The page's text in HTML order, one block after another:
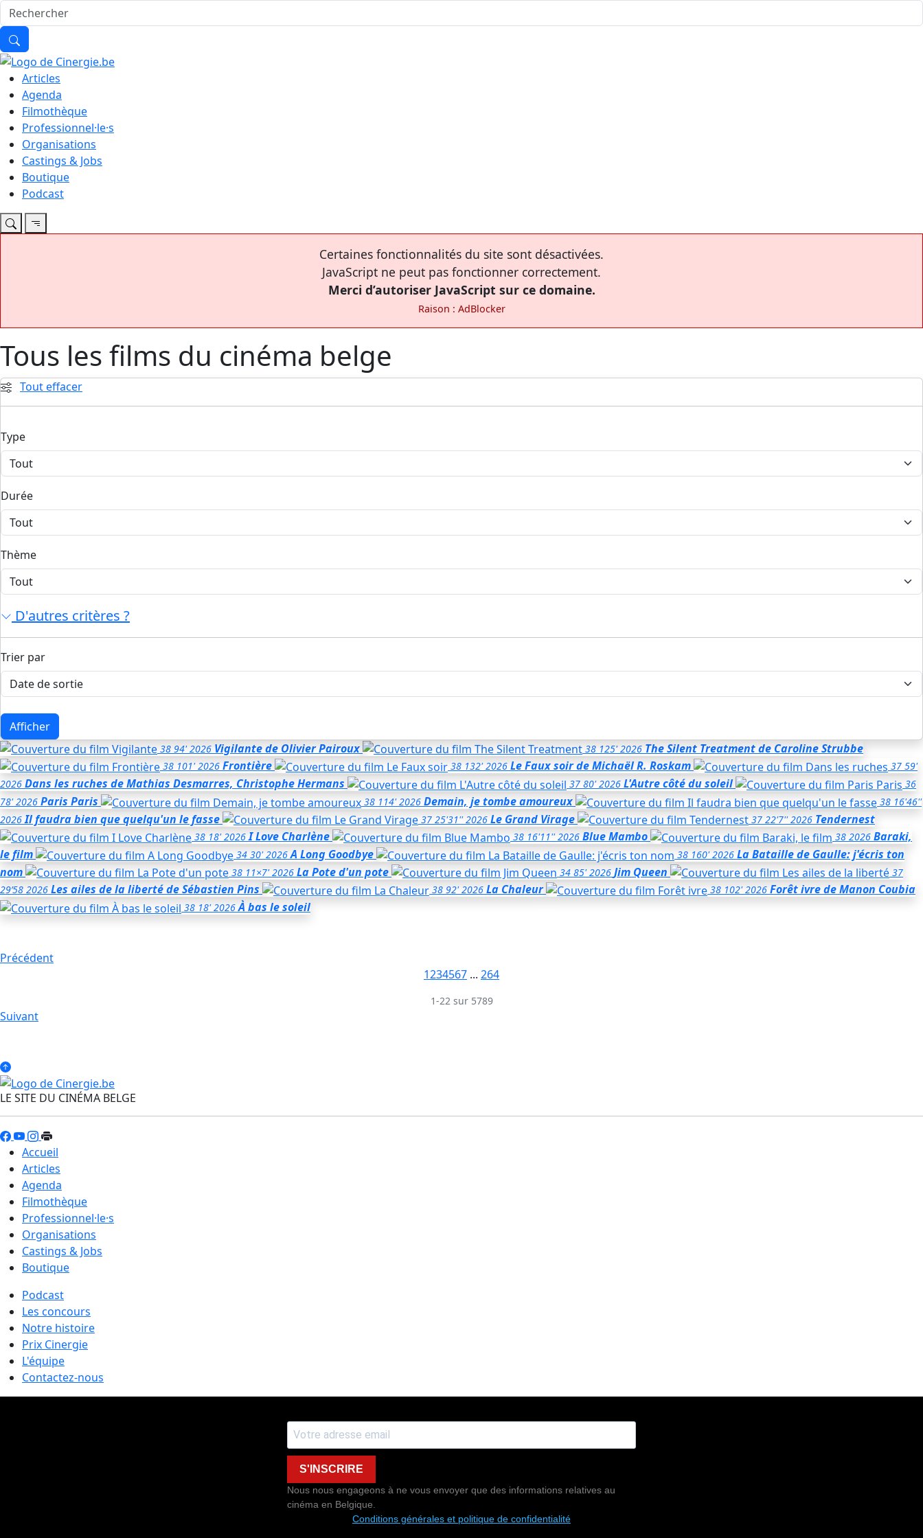
Articles
Agenda
Filmothèque
Professionnel·le·s
Organisations
Castings & Jobs
Boutique
Podcast
Certaines fonctionnalités du site sont désactivées.
JavaScript ne peut pas fonctionner correctement.
Merci d’autoriser JavaScript sur ce domaine.
Raison : AdBlocker
Tous les films du cinéma belge
Tout effacer
Type
Durée
Thème
D'autres critères ?
Trier par
Afficher
38 94' 2026 Vigilantede Olivier Pairoux 38 125' 2026 The Silent Treatmentde Caroline Strubbe
38 101' 2026 Frontière 38 132' 2026 Le Faux soirde Michaël R. Roskam 37 59'
2026 Dans les ruches de Mathias Desmarres, Christophe Hermans 37 80' 2026 L'Autre côté du soleil
36
78' 2026 Paris Paris 38 114' 2026 Demain, je tombe amoureux 38 16'46''
2026 Il faudra bien que quelqu'un le fasse 37 25'31'' 2026 Le Grand Virage 37 22'7'' 2026 Tendernest
38 18' 2026 I Love Charlène 38 16'11'' 2026 Blue Mambo 38 2026 Baraki,
le film
34 30' 2026 A Long Goodbye 38 160' 2026 La Bataille de Gaulle: j'écris ton
nom
38 11×7' 2026 La Pote d'un pote 34 85' 2026 Jim Queen
37
29’58 2026 Les ailes de la libertéde Sébastien Pins 38 92' 2026 La Chaleur 38 102' 2026 Forêt ivrede Manon Coubia
38 18' 2026 À bas le soleil
Précédent
1234567 ... 264
1-22 sur 5789
Suivant
LE SITE DU CINÉMA BELGE
Accueil
Articles
Agenda
Filmothèque
Professionnel·le·s
Organisations
Castings & Jobs
Boutique
Podcast
Les concours
Notre histoire
Prix Cinergie
L'équipe
Contactez-nous
S'INSCRIRE
Nous nous engageons à ne vous envoyer que des informations relatives au
cinéma en Belgique.
Conditions générales et politique de confidentialité